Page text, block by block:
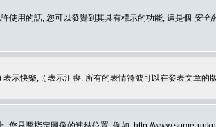
使用的話, 您可以發覺到其具有標示的功能, 這是個 安全
示快樂, :( 表示沮喪. 所有的表情符號可以在發表文章